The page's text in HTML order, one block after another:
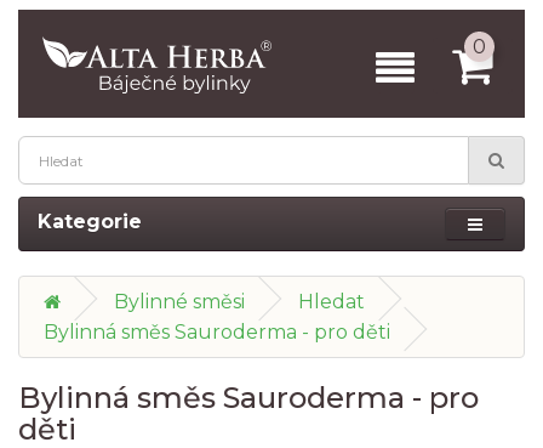
0
Kategorie
Bylinné směsi
Hledat
Bylinná směs Sauroderma - pro děti
Bylinná směs Sauroderma - pro
děti